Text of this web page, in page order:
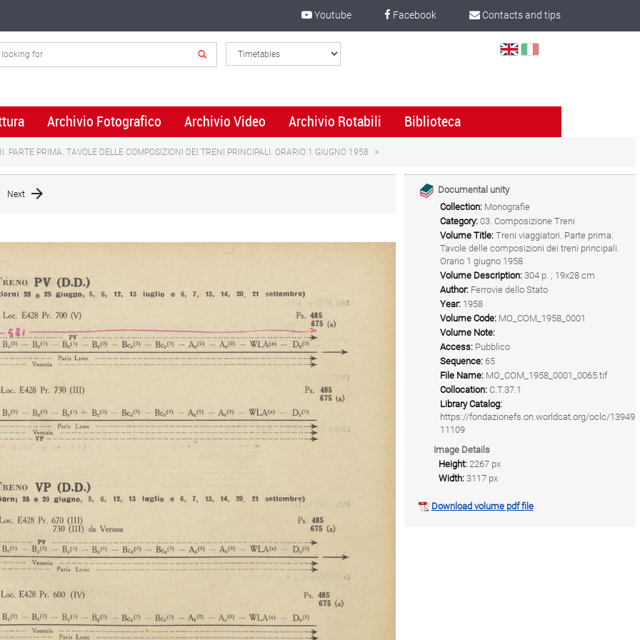
Contacts and tips
Facebook
Youtube
Select
Archivio Fotografico Archivio Video Archivio Rotabili Biblioteca
PARTE PRIMA. TAVOLE DELLE COMPOSIZIONI DEI TRENI PRINCIPALI. ORARIO 1 GIUGNO 1958
Next
Documental unity
Collection: Monografie
Category: 03. Composizione Treni
Volume Title: Treni viaggiatori. Parte prima.
Tavole delle composizioni dei treni principali.
Orario 1 giugno 1958
Volume Description: 304 p. ; 19x28 cm
Author: Ferrovie dello Stato
Year: 1958
Volume Code: MO_COM_1958_0001
Volume Note:
Access: Pubblico
Sequence: 65
File Name: MO_COM_1958_0001_0065.tif
Collocation: C.T.37.1
Library Catalog:
https://fondazionefs.on.worldcat.org/oclc/13949
11109
Image Details
Height: 2267 px
Width: 3117 px
Download volume pdf file